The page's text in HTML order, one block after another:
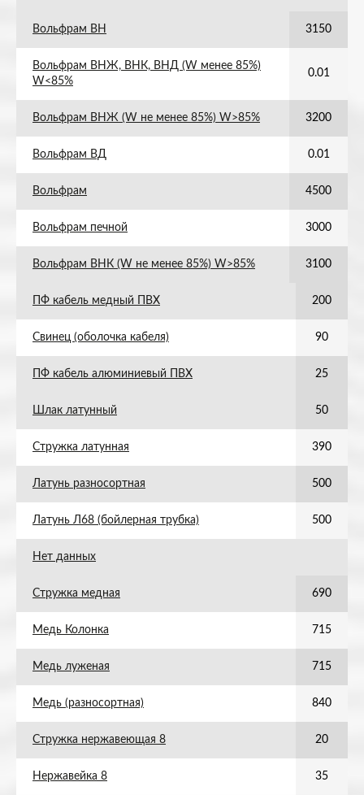
Вольфрам ВН 3150
Вольфрам ВНЖ, ВНК, ВНД (W менее 85%)
W<85%
0.01
Вольфрам ВНЖ (W не менее 85%) W>85% 3200
Вольфрам ВД 0.01
Вольфрам 4500
Вольфрам печной 3000
Вольфрам ВНК (W не менее 85%) W>85% 3100
ПФ кабель медный ПВХ 200
Свинец (оболочка кабеля) 90
ПФ кабель алюминиевый ПВХ 25
Шлак латунный 50
Стружка латунная 390
Латунь разносортная 500
Латунь Л68 (бойлерная трубка) 500
Нет данных
Стружка медная 690
Медь Колонка 715
Медь луженая 715
Медь (разносортная) 840
Стружка нержавеющая 8 20
Нержавейка 8 35